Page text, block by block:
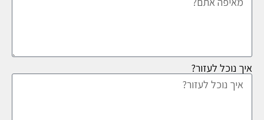
איך נוכל לעזור?